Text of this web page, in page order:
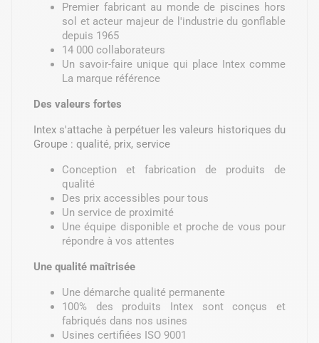
Premier fabricant au monde de piscines hors
sol et acteur majeur de l'industrie du gonflable
depuis 1965
14 000 collaborateurs
Un savoir-faire unique qui place Intex comme
La marque référence
Des valeurs fortes
Intex s'attache à perpétuer les valeurs historiques du
Groupe : qualité, prix, service
Conception et fabrication de produits de
qualité
Des prix accessibles pour tous
Un service de proximité
Une équipe disponible et proche de vous pour
répondre à vos attentes
Une qualité maîtrisée
Une démarche qualité permanente
100% des produits Intex sont conçus et
fabriqués dans nos usines
Usines certifiées ISO 9001